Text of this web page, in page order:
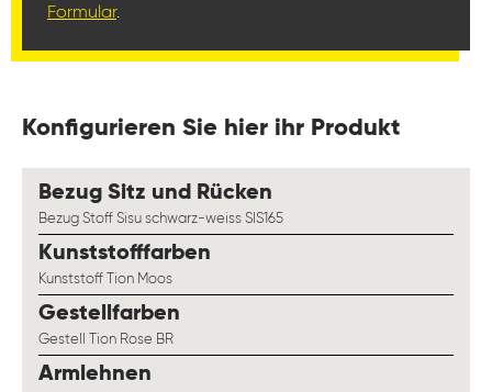
Formular.
Konfigurieren Sie hier ihr Produkt
Bezug Sitz und Rücken
Bezug Stoff Sisu schwarz-weiss SIS165
Kunststofffarben
Kunststoff Tion Moos
Gestellfarben
Gestell Tion Rose BR
Armlehnen